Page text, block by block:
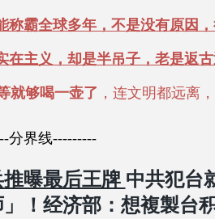
称霸全球多年，不是没有原因
在主义，却是半吊子，老是返古
就够喝一壶了 ，连文明都远离
分界线---------
推曝最后王牌 中共犯台
！经济部：想複製台